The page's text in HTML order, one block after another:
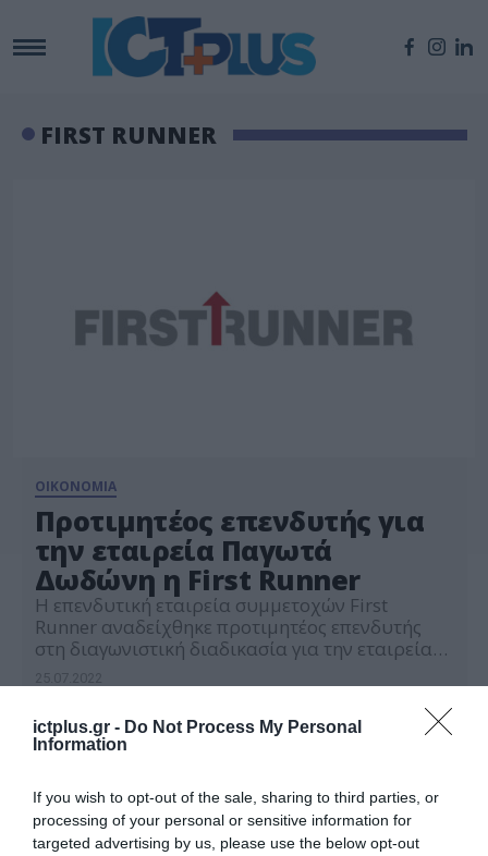
ictplus.gr - Do Not Process My Personal
Information
If you wish to opt-out of the sale, sharing to third parties, or
processing of your personal or sensitive information for
targeted advertising by us, please use the below opt-out
FIRST RUNNER
ΟΙΚΟΝΟΜΙΑ
Προτιμητέος επενδυτής για
την εταιρεία Παγωτά
Δωδώνη η First Runner
Η επενδυτική εταιρεία συμμετοχών First
Runner αναδείχθηκε προτιμητέος επενδυτής
στη διαγωνιστική διαδικασία για την εταιρεία
επιτυχώς. Η προσφορά της First Runner,
συμφερόντων του Αλέξανδρου Κατσιώτη,
κρίθηκε ως η προτιμητέα εκ μέρους των
Πιστωτών, με σκοπό την ολοκλήρωση της
των συμβάσεων πώλησης των κοινοπρακτικών
και διμερών δανείων […]